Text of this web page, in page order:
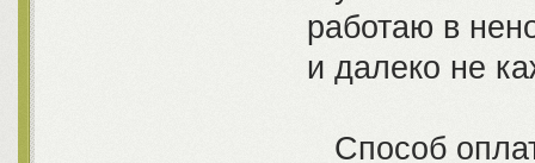
работаю в
и далеко не
Способ